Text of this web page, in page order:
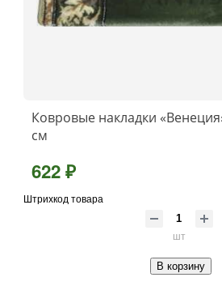
Ковровые накладки
см
622 ₽
Штрихкод товара
шт
В корзину